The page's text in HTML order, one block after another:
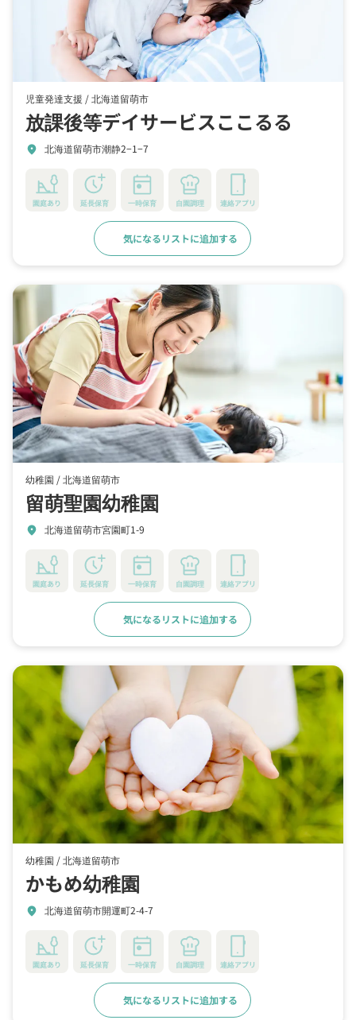
児童発達支援 /北海道留萌市
放課後等デイサービスここるる
location_on 北海道留萌市潮静2−1−7
園庭あり 延長保育 一時保育 自園調理 連絡アプリ
気になるリストに追加する
幼稚園 /北海道留萌市
留萌聖園幼稚園
location_on 北海道留萌市宮園町1-9
園庭あり 延長保育 一時保育 自園調理 連絡アプリ
気になるリストに追加する
幼稚園 /北海道留萌市
かもめ幼稚園
location_on 北海道留萌市開運町2-4-7
園庭あり 延長保育 一時保育 自園調理 連絡アプリ
気になるリストに追加する